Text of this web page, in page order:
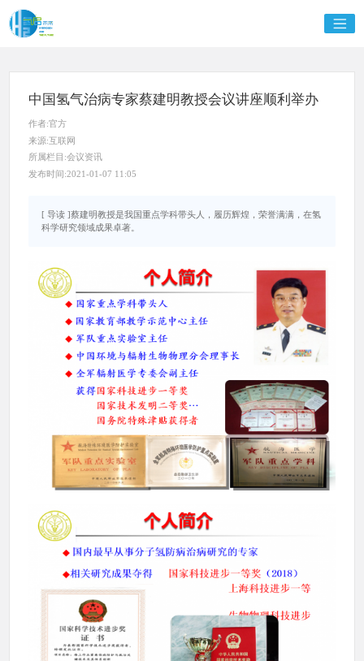
中国氢气治病专家蔡建明教授会议讲座顺利举办
作者:官方
来源:互联网
所属栏目:会议资讯
发布时间:2021-01-07 11:05
[ 导读 ]蔡建明教授是我国重点学科带头人，履历辉煌，荣誉满满，在氢
科学研究领域成果卓著。